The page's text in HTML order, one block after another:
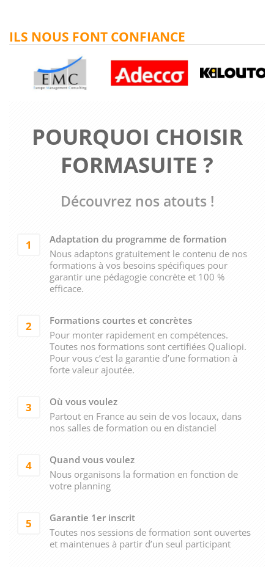
POURQUOI CHOISIR
FORMASUITE ?
Découvrez nos atouts !
1
Adaptation du programme de formation
Nous adaptons gratuitement le contenu de nos
formations à vos besoins spécifiques pour
garantir une pédagogie concrète et 100 %
efficace.
2
Formations courtes et concrètes
Pour monter rapidement en compétences.
Toutes nos formations sont certifiées Qualiopi.
Pour vous c’est la garantie d’une formation à
forte valeur ajoutée.
3
Où vous voulez
Partout en France au sein de vos locaux, dans
nos salles de formation ou en distanciel
4
Quand vous voulez
Nous organisons la formation en fonction de
votre planning
5
Garantie 1er inscrit
Toutes nos sessions de formation sont ouvertes
et maintenues à partir d’un seul participant
ILS NOUS FONT CONFIANCE